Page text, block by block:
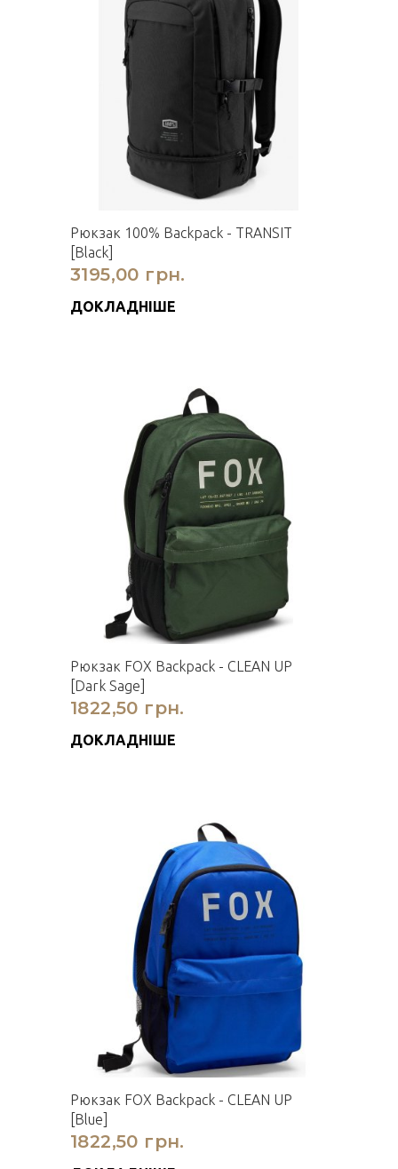
Рюкзак 100% Backpack - TRANSIT
[Black]
3195,00 грн.
ДОКЛАДНІШЕ
Рюкзак FOX Backpack - CLEAN UP
[Dark Sage]
1822,50 грн.
ДОКЛАДНІШЕ
Рюкзак FOX Backpack - CLEAN UP
[Blue]
1822,50 грн.